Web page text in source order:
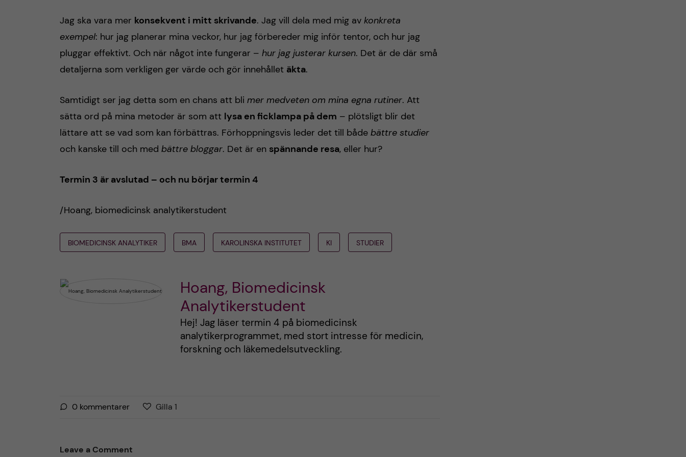
Jag ska vara mer konsekvent i mitt skrivande. Jag vill dela med mig av konkreta
exempel: hur jag planerar mina veckor, hur jag förbereder mig inför tentor, och hur jag
pluggar effektivt. Och när något inte fungerar – hur jag justerar kursen. Det är de där små
detaljerna som verkligen ger värde och gör innehållet äkta.
Samtidigt ser jag detta som en chans att bli mer medveten om mina egna rutiner. Att
sätta ord på mina metoder är som att lysa en ficklampa på dem – plötsligt blir det
lättare att se vad som kan förbättras. Förhoppningsvis leder det till både bättre studier
och kanske till och med bättre bloggar. Det är en spännande resa, eller hur?
Termin 3 är avslutad – och nu börjar termin 4
/Hoang, biomedicinsk analytikerstudent
BIOMEDICINSK ANALYTIKER BMA KAROLINSKA INSTITUTET KI STUDIER
Hoang, Biomedicinsk
Analytikerstudent
Hej! Jag läser termin 4 på biomedicinsk
analytikerprogrammet, med stort intresse för medicin,
forskning och läkemedelsutveckling.
0 kommentarer
G
Gilla 1
Leave a Comment